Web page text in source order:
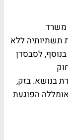
משרד
תשתיותיה ללא
לסבסדן
בנושא. בזק,
הפוגעת